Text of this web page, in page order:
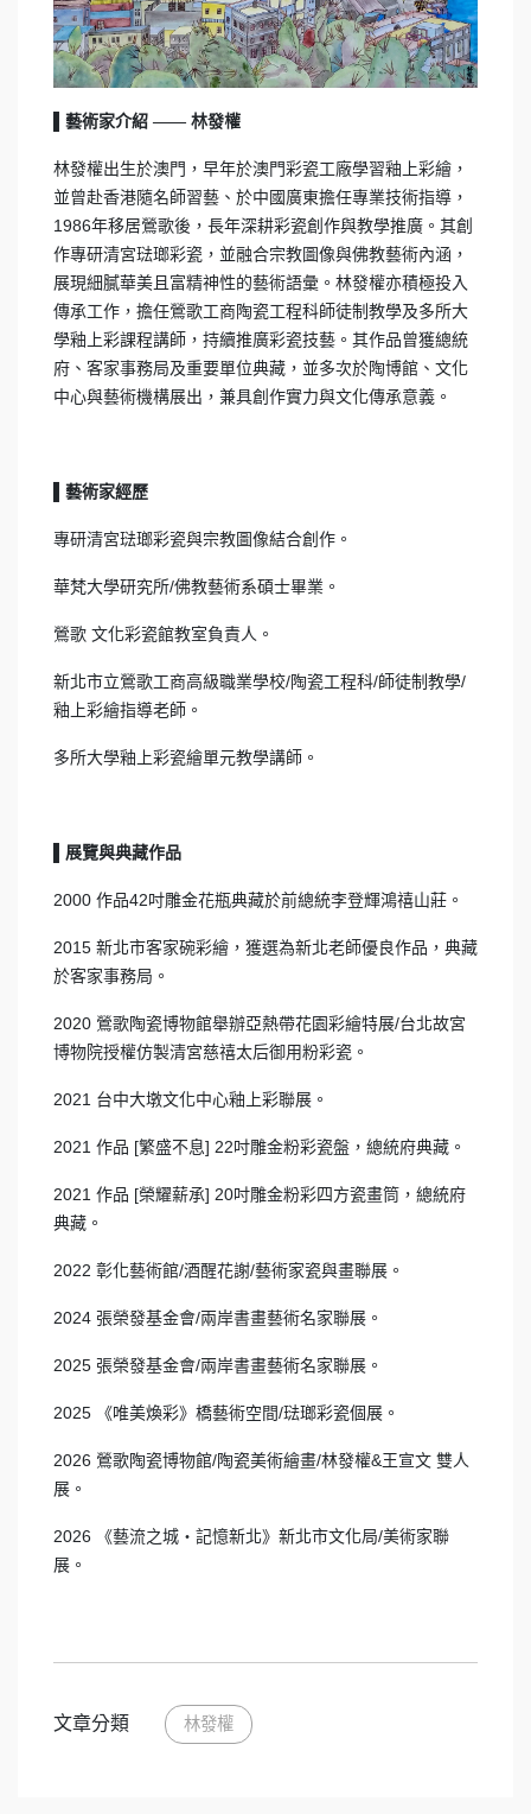
▌藝術家介紹 —— 林發權
林發權出生於澳門，早年於澳門彩瓷工廠學習釉上彩繪，
並曾赴香港隨名師習藝、於中國廣東擔任專業技術指導，
1986年移居鶯歌後，長年深耕彩瓷創作與教學推廣。其創
作專研清宮琺瑯彩瓷，並融合宗教圖像與佛教藝術內涵，
展現細膩華美且富精神性的藝術語彙。林發權亦積極投入
傳承工作，擔任鶯歌工商陶瓷工程科師徒制教學及多所大
學釉上彩課程講師，持續推廣彩瓷技藝。其作品曾獲總統
府、客家事務局及重要單位典藏，並多次於陶博館、文化
中心與藝術機構展出，兼具創作實力與文化傳承意義。
▌藝術家經歷
專研清宮琺瑯彩瓷與宗教圖像結合創作。
華梵大學研究所/佛教藝術系碩士畢業。
鶯歌 文化彩瓷館教室負責人。
新北市立鶯歌工商高級職業學校/陶瓷工程科/師徒制教學/
釉上彩繪指導老師。
多所大學釉上彩瓷繪單元教學講師。
▌展覽與典藏作品
2000 作品42吋雕金花瓶典藏於前總統李登輝鴻禧山莊。
2015 新北市客家碗彩繪，獲選為新北老師優良作品，典藏
於客家事務局。
2020 鶯歌陶瓷博物館舉辦亞熱帶花園彩繪特展/台北故宮
博物院授權仿製清宮慈禧太后御用粉彩瓷。
2021 台中大墩文化中心釉上彩聯展。
2021 作品 [繁盛不息] 22吋雕金粉彩瓷盤，總統府典藏。
2021 作品 [榮耀薪承] 20吋雕金粉彩四方瓷畫筒，總統府
典藏。
2022 彰化藝術館/酒醒花謝/藝術家瓷與畫聯展。
2024 張榮發基金會/兩岸書畫藝術名家聯展。
2025 張榮發基金會/兩岸書畫藝術名家聯展。
2025 《唯美煥彩》橋藝術空間/琺瑯彩瓷個展。
2026 鶯歌陶瓷博物館/陶瓷美術繪畫/林發權&王宣文 雙人
展。
2026 《藝流之城・記憶新北》新北市文化局/美術家聯
展。
文章分類 林發權